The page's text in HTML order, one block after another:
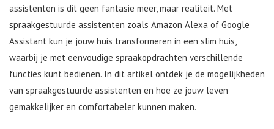
assistenten is dit geen fantasie meer, maar realiteit. Met
spraakgestuurde assistenten zoals Amazon Alexa of Google
Assistant kun je jouw huis transformeren in een slim huis,
waarbij je met eenvoudige spraakopdrachten verschillende
functies kunt bedienen. In dit artikel ontdek je de mogelijkheden
van spraakgestuurde assistenten en hoe ze jouw leven
gemakkelijker en comfortabeler kunnen maken.